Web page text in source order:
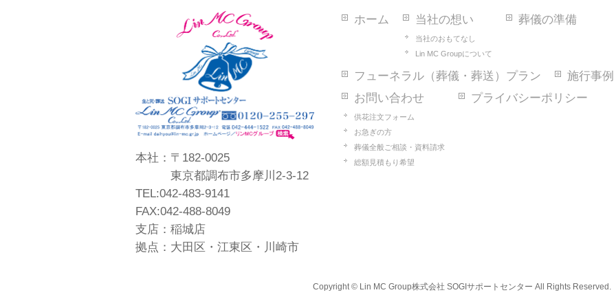
本社：〒182-0025
東京都調布市多摩川2-3-12
TEL:042-483-9141
FAX:042-488-8049
支店：稲城店
拠点：大田区・江東区・川崎市
ホーム 当社の想い
当社のおもてなし
Lin MC Groupについて
葬儀の準備
フューネラル（葬儀・葬送）プラン
施行事例
お問い合わせ
供花注文フォーム
お急ぎの方
葬儀全般ご相談・資料請求
総額見積もり希望
プライバシーポリシー
Copyright © Lin MC Group株式会社 SOGIサポートセンター All Rights Reserved.